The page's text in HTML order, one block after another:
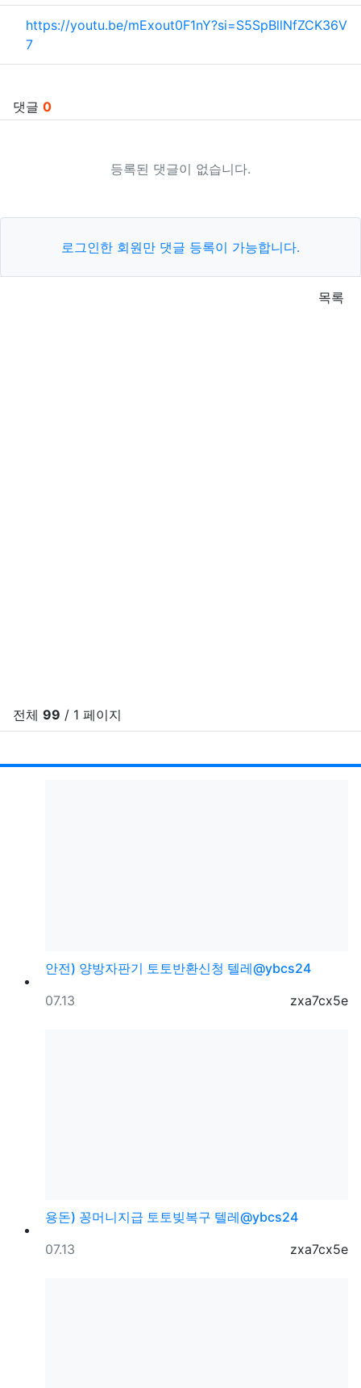
관련자료
https://youtu.be/mExout0F1nY?si=S5SpBllNfZCK36V
7
댓글 0
등록된 댓글이 없습니다.
로그인한 회원만 댓글 등록이 가능합니다.
목록
전체 99 / 1 페이지
안전) 양방자판기 토토반환신청 텔레@ybcs24
등록자
zxa7cx5e
등록일
07.13
용돈) 꽁머니지급 토토빚복구 텔레@ybcs24
등록자
zxa7cx5e
등록일
07.13